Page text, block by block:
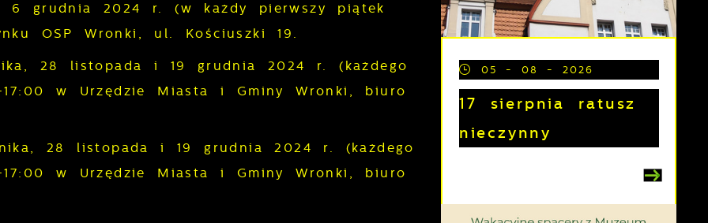
grudnia 2024 r. (w każdy pierwszy piątek
OSP Wronki, ul. Kościuszki 19.
28 listopada i 19 grudnia 2024 r. (każdego
w Urzędzie Miasta i Gminy Wronki, biuro
28 listopada i 19 grudnia 2024 r. (każdego
w Urzędzie Miasta i Gminy Wronki, biuro
05 - 08 - 2026
17 sierpnia ratusz
nieczynny